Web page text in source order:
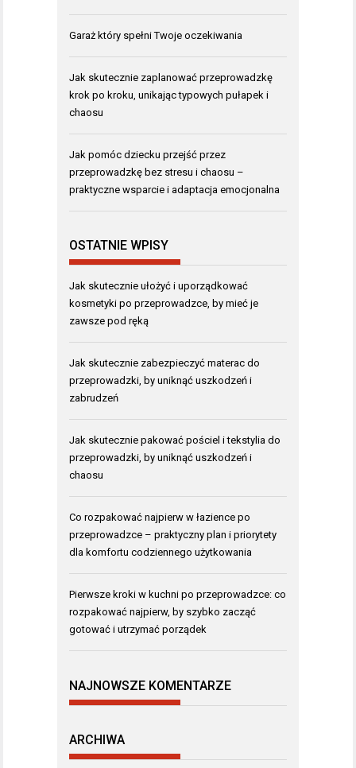
Garaż który spełni Twoje oczekiwania
Jak skutecznie zaplanować przeprowadzkę
krok po kroku, unikając typowych pułapek i
chaosu
Jak pomóc dziecku przejść przez
przeprowadzkę bez stresu i chaosu –
praktyczne wsparcie i adaptacja emocjonalna
OSTATNIE WPISY
Jak skutecznie ułożyć i uporządkować
kosmetyki po przeprowadzce, by mieć je
zawsze pod ręką
Jak skutecznie zabezpieczyć materac do
przeprowadzki, by uniknąć uszkodzeń i
zabrudzeń
Jak skutecznie pakować pościel i tekstylia do
przeprowadzki, by uniknąć uszkodzeń i
chaosu
Co rozpakować najpierw w łazience po
przeprowadzce – praktyczny plan i priorytety
dla komfortu codziennego użytkowania
Pierwsze kroki w kuchni po przeprowadzce: co
rozpakować najpierw, by szybko zacząć
gotować i utrzymać porządek
NAJNOWSZE KOMENTARZE
ARCHIWA